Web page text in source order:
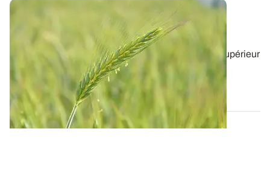
Céréales à paille - Le triticale, une culture
appréciée des éleveurs
Le triticale affiche un rendement paille nettement supérieur
à celui du blé, s’adapte bien...